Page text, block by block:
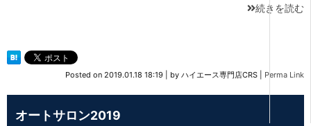
続きを読む
Posted on 2019.01.18 18:19 by ハイエース専門店CRS Perma Link
オートサロン2019